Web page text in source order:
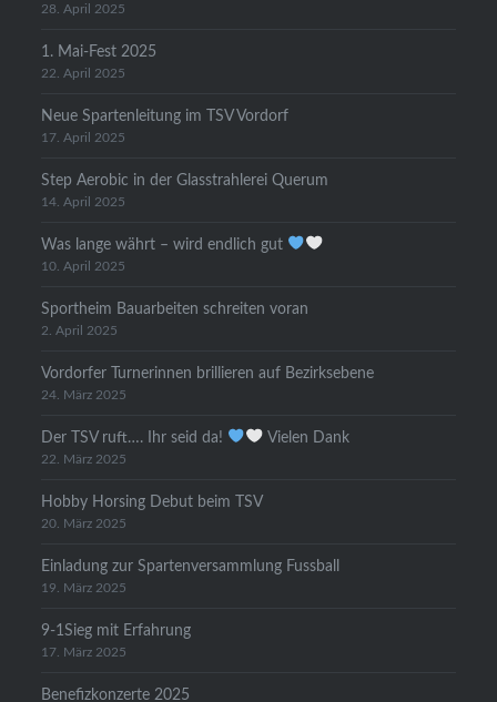
28. April 2025
1. Mai-Fest 2025
22. April 2025
Neue Spartenleitung im TSV Vordorf
17. April 2025
Step Aerobic in der Glasstrahlerei Querum
14. April 2025
Was lange währt – wird endlich gut
10. April 2025
Sportheim Bauarbeiten schreiten voran
2. April 2025
Vordorfer Turnerinnen brillieren auf Bezirksebene
24. März 2025
Der TSV ruft…. Ihr seid da! Vielen Dank
22. März 2025
Hobby Horsing Debut beim TSV
20. März 2025
Einladung zur Spartenversammlung Fussball
19. März 2025
9-1Sieg mit Erfahrung
17. März 2025
Benefizkonzerte 2025